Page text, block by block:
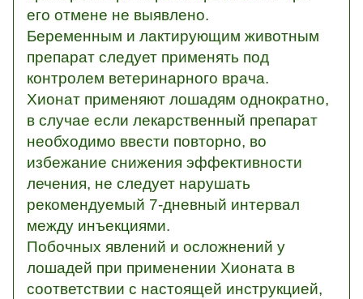
его отмене не выявлено.
Беременным и лактирующим животным
препарат следует применять под
контролем ветеринарного врача.
Хионат применяют лошадям однократно,
в случае если лекарственный препарат
необходимо ввести повторно, во
избежание снижения эффективности
лечения, не следует нарушать
рекомендуемый 7-дневный интервал
между инъекциями.
Побочных явлений и осложнений у
лошадей при применении Хионата в
соответствии с настоящей инструкцией,